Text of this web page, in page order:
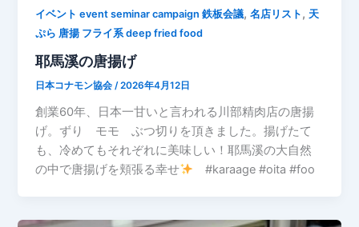
イベント event seminar campaign 鉄板会議,名店リスト , 天
ぷら 唐揚 フライ系 deep fried food
耶馬溪の唐揚げ
日本コナモン協会/2026年4月12日
創業60年、日本一甘いと言われる川部精肉店の唐揚
げ。ずり モモ ぶつ切りを頂きました。揚げたて
も、冷めてもそれぞれに美味しい！耶馬溪の大自然
の中で唐揚げを頬張る幸せ
#karaage #oita #foo